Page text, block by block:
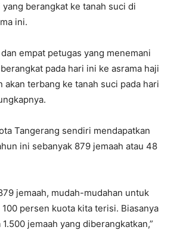
berangkat ke tanah suci di
ini.
empat petugas yang menemani
pada hari ini ke asrama haji
akan terbang ke tanah suci pada hari
Tangerang sendiri mendapatkan
ini sebanyak 879 jemaah atau 48
jemaah, mudah-mudahan untuk
persen kuota kita terisi. Biasanya
jemaah yang diberangkatkan,”